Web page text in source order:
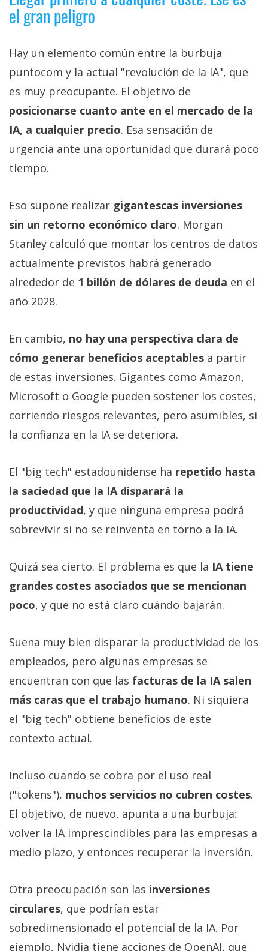
el gran peligro
Hay un elemento común entre la burbuja
puntocom y la actual "revolución de la IA", que
es muy preocupante. El objetivo de
posicionarse cuanto ante en el mercado de la
IA, a cualquier precio. Esa sensación de
urgencia ante una oportunidad que durará poco
tiempo.
Eso supone realizar gigantescas inversiones
sin un retorno económico claro. Morgan
Stanley calculó que montar los centros de datos
actualmente previstos habrá generado
alrededor de 1 billón de dólares de deuda en el
año 2028.
En cambio, no hay una perspectiva clara de
cómo generar beneficios aceptables a partir
de estas inversiones. Gigantes como Amazon,
Microsoft o Google pueden sostener los costes,
corriendo riesgos relevantes, pero asumibles, si
la confianza en la IA se deteriora.
El "big tech" estadounidense ha repetido hasta
la saciedad que la IA disparará la
productividad, y que ninguna empresa podrá
sobrevivir si no se reinventa en torno a la IA.
Quizá sea cierto. El problema es que la IA tiene
grandes costes asociados que se mencionan
poco, y que no está claro cuándo bajarán.
Suena muy bien disparar la productividad de los
empleados, pero algunas empresas se
encuentran con que las facturas de la IA salen
más caras que el trabajo humano. Ni siquiera
el "big tech" obtiene beneficios de este
contexto actual.
Incluso cuando se cobra por el uso real
("tokens"), muchos servicios no cubren costes.
El objetivo, de nuevo, apunta a una burbuja:
volver la IA imprescindibles para las empresas a
medio plazo, y entonces recuperar la inversión.
Otra preocupación son las inversiones
circulares, que podrían estar
sobredimensionado el potencial de la IA. Por
ejemplo, Nvidia tiene acciones de OpenAI, que